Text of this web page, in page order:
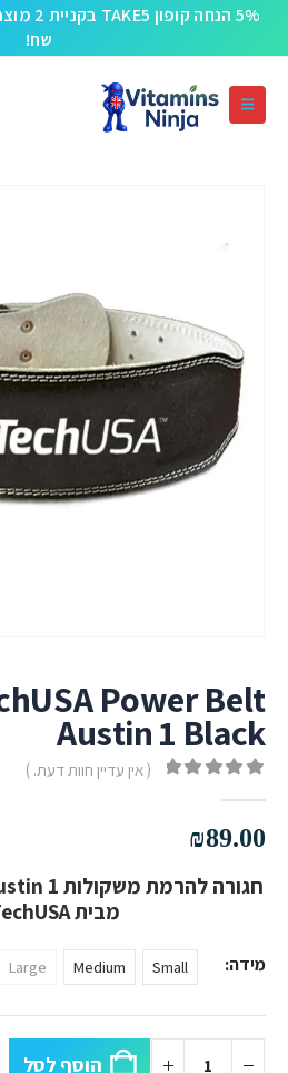
שח!
Power Belt
Austin 1 Black
( אין עדיין חוות דעת. )
₪89.00
חגורה להרמת משקולות Austin 1 מקסימום הגנה לגב
מבית BioTechUSA
מידה Small
Medium
Large
הוסף לסל